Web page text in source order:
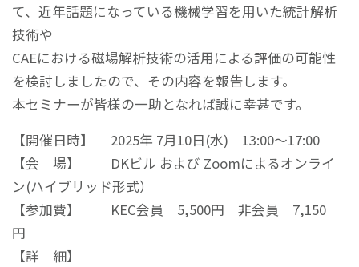
て、近年話題になっている機械学習を用いた統計解析
技術や
CAEにおける磁場解析技術の活用による評価の可能性
を検討しましたので、その内容を報告します。
本セミナーが皆様の一助となれば誠に幸甚です。
【開催日時】 2025年 7月10日(水) 13:00～17:00
【会 場】 DKビル および Zoomによるオンライ
ン(ハイブリッド形式）
【参加費】 KEC会員 5,500円 非会員 7,150
円
【詳 細】